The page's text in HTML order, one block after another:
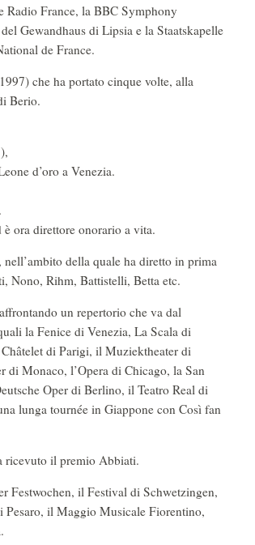
Radio France, la BBC Symphony
Gewandhaus di Lipsia e la Staatskapelle
de France.
che ha portato cinque volte, alla
Berio.
d’oro a Venezia.
ora direttore onorario a vita.
della quale ha diretto in prima
Nono, Rihm, Battistelli, Betta etc.
un repertorio che va dal
la Fenice di Venezia, La Scala di
di Parigi, il Muziektheater di
di Monaco, l’Opera di Chicago, la San
Oper di Berlino, il Teatro Real di
lunga tournée in Giappone con Così fan
ricevuto il premio Abbiati.
Festwochen, il Festival di Schwetzingen,
il Maggio Musicale Fiorentino,